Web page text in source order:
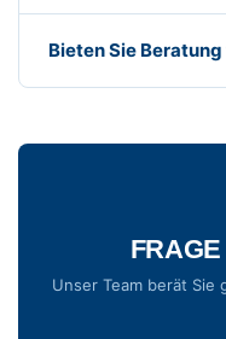
Bieten Sie
Unser Team berät